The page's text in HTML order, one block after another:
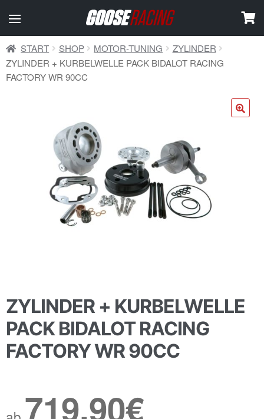
START SHOP MOTOR-TUNING
ZYLINDER
ZYLINDER + KURBELWELLE PACK BIDALOT RACING
FACTORY WR 90CC
ZYLINDER + KURBELWELLE
PACK BIDALOT RACING
FACTORY WR 90CC
719,90€